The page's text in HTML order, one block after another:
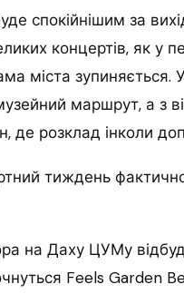
спокійнішим за
концертів, як у
міста
маршрут, а з
де розклад інколи
тиждень
на Даху ЦУМу
Feels Garden